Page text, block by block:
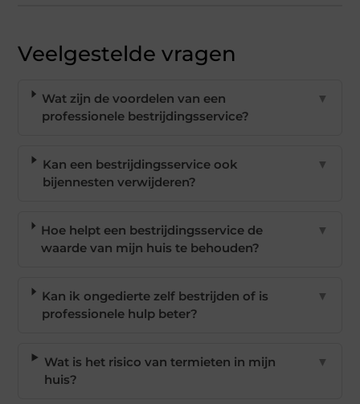
Veelgestelde vragen
Wat zijn de voordelen van een
professionele bestrijdingsservice?
▼
Kan een bestrijdingsservice ook
bijennesten verwijderen?
▼
Hoe helpt een bestrijdingsservice de
waarde van mijn huis te behouden?
▼
Kan ik ongedierte zelf bestrijden of is
professionele hulp beter?
▼
Wat is het risico van termieten in mijn
huis?
▼